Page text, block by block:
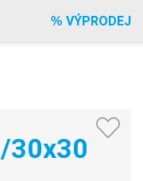
VÝPRODEJ
30x30